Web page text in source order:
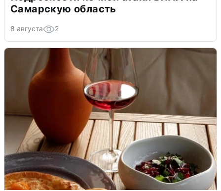
Самарскую область
8 августа 2